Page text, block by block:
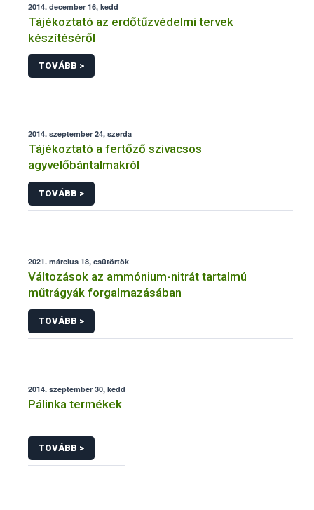
2014. december 16, kedd
Tájékoztató az erdőtűzvédelmi tervek
készítéséről
TOVÁBB >
2014. szeptember 24, szerda
Tájékoztató a fertőző szivacsos
agyvelőbántalmakról
TOVÁBB >
2021. március 18, csütörtök
Változások az ammónium-nitrát tartalmú
műtrágyák forgalmazásában
TOVÁBB >
2014. szeptember 30, kedd
Pálinka termékek
TOVÁBB >